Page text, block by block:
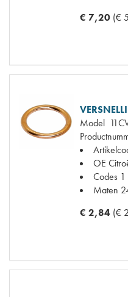
€ 7,20 (€
Model
OE
Codes
Maten
€ 2,84 (€